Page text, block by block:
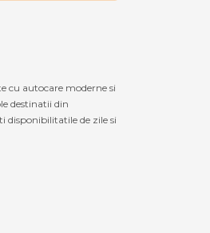
cu autocare moderne si
destinatii din
disponibilitatile de zile si